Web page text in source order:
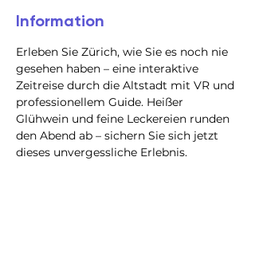
Information
Erleben Sie Zürich, wie Sie es noch nie
gesehen haben – eine interaktive
Zeitreise durch die Altstadt mit VR und
professionellem Guide. Heißer
Glühwein und feine Leckereien runden
den Abend ab – sichern Sie sich jetzt
dieses unvergessliche Erlebnis.